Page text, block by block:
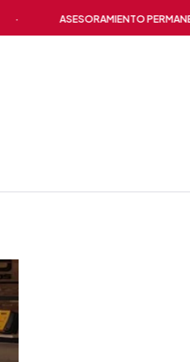
ASESORAMIENTO PERMANENTE